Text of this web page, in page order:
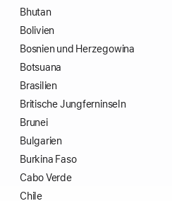
Bhutan
Bolivien
Bosnien und Herzegowina
Botsuana
Brasilien
Britische Jungferninseln
Brunei
Bulgarien
Burkina Faso
Cabo Verde
Chile